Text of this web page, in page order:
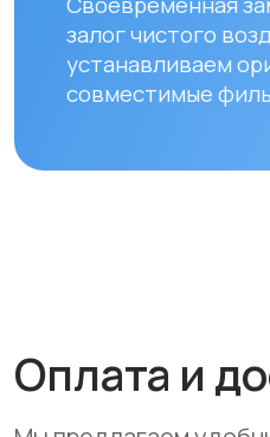
Оплата
Доставка
полной предоплаты
Bank, Halyk Bank) на
месяцев